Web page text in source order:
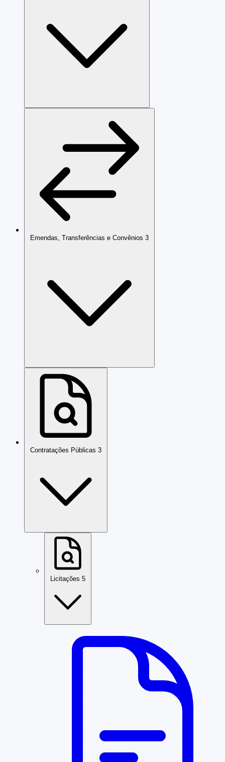
Emendas, Transferências e Convênios 3
Contratações Públicas 3
Licitações 5